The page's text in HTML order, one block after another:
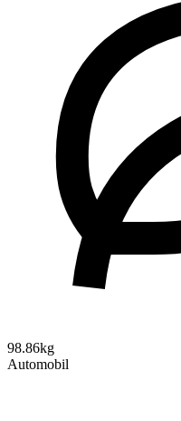
98.86kg
Automobil